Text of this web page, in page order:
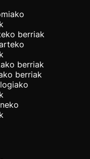
berriak
berriak
berriak